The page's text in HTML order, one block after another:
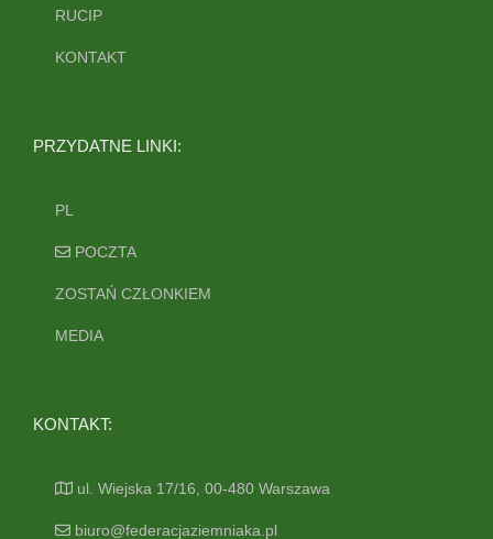
RUCIP
KONTAKT
PRZYDATNE LINKI:
PL
POCZTA
ZOSTAŃ CZŁONKIEM
MEDIA
KONTAKT:
ul. Wiejska 17/16, 00-480 Warszawa
biuro@federacjaziemniaka.pl